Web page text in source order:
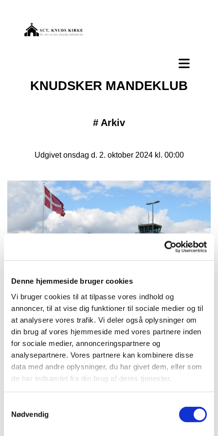
Denne hjemmeside bruger cookies
Vi bruger cookies til at tilpasse vores indhold og
annoncer, til at vise dig funktioner til sociale medier og til
at analysere vores trafik. Vi deler også oplysninger om
din brug af vores hjemmeside med vores partnere inden
for sociale medier, annonceringspartnere og
analysepartnere. Vores partnere kan kombinere disse
data med andre oplysninger, du har givet dem, eller som
de har indsamlet fra din brug af deres tjenester.
Nødvendig
KNUDSKER MANDEKLUB
# Arkiv
Udgivet onsdag d. 2. oktober 2024 kl. 00:00
KNUDSKER MANDEKLUB
Luft under vingerne ... 26. oktober.
Mandeklub besøgte Bornholms Lufthavn ... se
program her! Se kort video under "prædikener"